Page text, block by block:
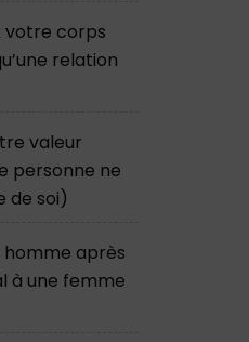
votre corps
relation
valeur
personne ne
de soi)
homme après
à une femme